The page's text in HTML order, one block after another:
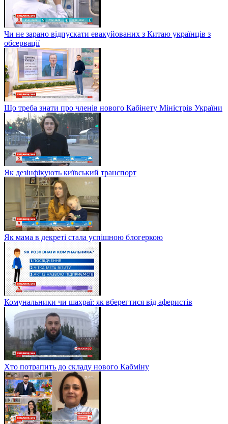
Чи не зарано відпускати евакуйованих з Китаю українців з
обсервації
Що треба знати про членів нового Кабінету Міністрів України
Як дезінфікують київський транспорт
Як мама в декреті стала успішною блогеркою
Комунальники чи шахраї: як вберегтися від аферистів
Хто потрапить до складу нового Кабміну